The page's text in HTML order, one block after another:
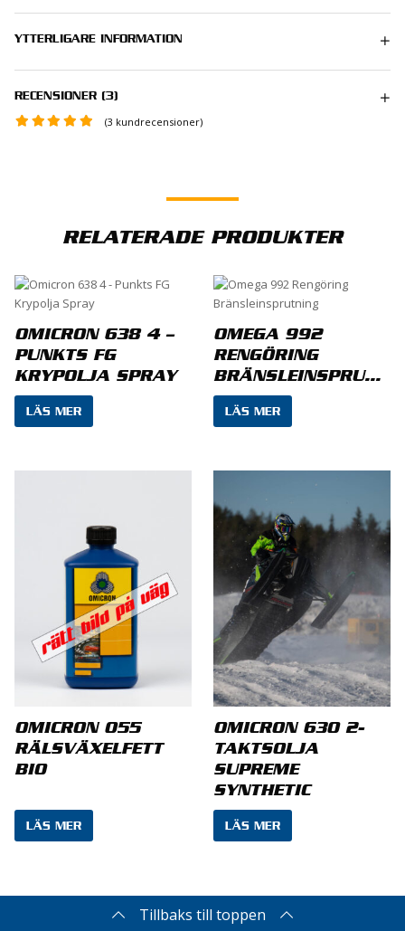
YTTERLIGARE INFORMATION
RECENSIONER (3)
(3 kundrecensioner)
Provade denna produkt i röjsågen som inte
ville gå som den skulle trots rengöring av
och körde i några minuter, sen gick
röjsågen som den skulle. Rekommenderar
denna produkt.
Kim Berg 15 september, 2020
rengöring av förgasaren inte gick som den
skulle, tillsatt vid 2 tankningar och klipparen
går som aldrig förr + att den numer startar
på första rycket.
Anders Nilsson
7 oktober, 2024
Har provat på allt ifrån motorsåg till personbilar
och nog funkar det som det ska, ingen tvekan om
det. En riktigt bra tillsats !
Din e-postadress kommer inte publiceras.
Obligatoriska fält är märkta
*
RELATERADE PRODUKTER
OMICRON 638 4 –
PUNKTS FG
KRYPOLJA SPRAY
LÄS MER
OMEGA 992
RENGÖRING
BRÄNSLEINSPRUTNING
LÄS MER
OMICRON 055
RÄLSVÄXELFETT
BIO
LÄS MER
OMICRON 630 2-
TAKTSOLJA
SUPREME
SYNTHETIC
LÄS MER
Tillbaks till toppen